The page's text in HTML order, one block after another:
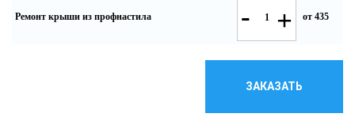
Ремонт крыши из профнастила - + от 435
ЗАКАЗАТЬ